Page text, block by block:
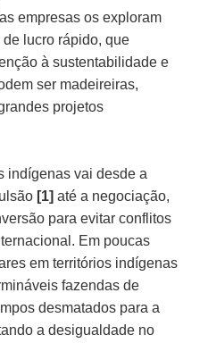
empresas os exploram
lucro rápido, que
à sustentabilidade e
ser madeireiras,
projetos
indígenas vai desde a
[1] até a negociação,
para evitar conflitos
Em poucas
em territórios indígenas
fazendas de
desmatados para a
a desigualdade no